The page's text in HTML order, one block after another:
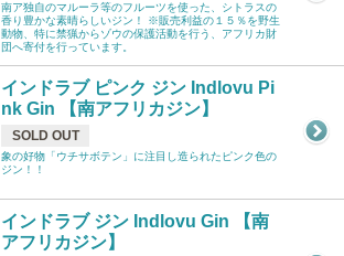
南ア独自のマルーラ等のフルーツを使った、シトラスの
香り豊かな素晴らしいジン！ ※販売利益の１５％を野生
動物、特に禁猟からゾウの保護活動を行う、アフリカ財
団へ寄付を行っています。
インドラブ ピンク ジン Indlovu Pi
nk Gin 【南アフリカジン】
SOLD OUT
象の好物「ウチサボテン」に注目し造られたピンク色の
ジン！！
インドラブ ジン Indlovu Gin 【南
アフリカジン】